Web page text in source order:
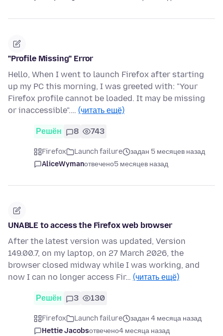
"Profile Missing" Error
Hello, When I went to launch Firefox after starting
up my PC this morning, I was greeted with: "Your
Firefox profile cannot be loaded. It may be missing
or inaccessible".… (читать ещё)
Решён 8 743
Firefox Launch failure
задан 5 месяцев назад
AliceWymanотвечено5 месяцев назад
UNABLE to access the Firefox web browser
After the latest version was updated, Version
149.00.7, on my laptop, on 27 March 2026, the
browser closed midway while I was working, and
now I can no longer access Fir… (читать ещё)
Решён 3 130
Firefox Launch failure
задан 4 месяца назад
Hettie Jacobsотвечено4 месяца назад